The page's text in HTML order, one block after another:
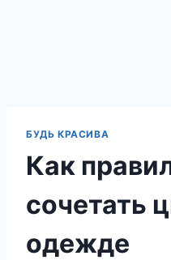
БУДЬ КРАСИВА
Как
сочетать
одежде